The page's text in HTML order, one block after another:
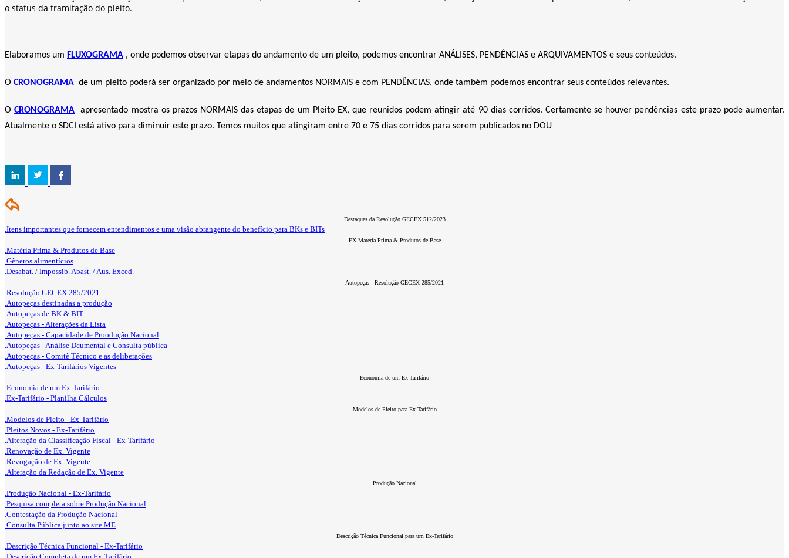
o status da tramitação do pleito.
Elaboramos um FLUXOGRAMA , onde podemos observar etapas do andamento de um pleito, podemos encontrar ANÁLISES, PENDÊNCIAS e ARQUIVAMENTOS e seus conteúdos.
O CRONOGRAMA de um pleito poderá ser organizado por meio de andamentos NORMAIS e com PENDÊNCIAS, onde também podemos encontrar seus conteúdos relevantes.
OCRONOGRAMA apresentado mostra os prazos NORMAIS das etapas de um Pleito EX, que reunidos podem atingir até 90 dias corridos. Certamente se houver pendências este prazo pode aumentar.
Atualmente o SDCI está ativo para diminuir este prazo. Temos muitos que atingiram entre 70 e 75 dias corridos para serem publicados no DOU
Destaques da Resolução GECEX 512/2023
.Itens importantes que fornecem entendimentos e uma visão abrangente do benefício para BKs e BITs
EX Matéria Prima & Produtos de Base
.Matéria Prima & Produtos de Base
.Gêneros alimentícios
.Desabat. / Impossib. Abast. / Aus. Exced.
Autopeças - Resolução GECEX 285/2021
.Resolução GECEX 285/2021
.Autopeças destinadas a produção
.Autopeças de BK & BIT
.Autopeças - Alterações da Lista
.Autopeças - Capacidade de Proodução Nacional
.Autopeças - Análise Dcumental e Consulta pública
.Autopeças - Comitê Técnico e as deliberações
.Autopeças - Ex-Tarifários Vigentes
Economia de um Ex-Tarifário
.Economia de um Ex-Tarifário
.Ex-Tarifário - Planilha Cálculos
Modelos de Pleito para Ex-Tarifário
.Modelos de Pleito - Ex-Tarifário
.Pleitos Novos - Ex-Tarifário
.Alteração da Classificação Fiscal - Ex-Tarifário
.Renovação de Ex. Vigente
.Revogação de Ex. Vigente
.Alteração da Redação de Ex. Vigente
Produção Nacional
.Produção Nacional - Ex-Tarifário
.Pesquisa completa sobre Produção Nacional
.Contestação da Produção Nacional
.Consulta Pública junto ao site ME
Descrição Técnica Funcional para um Ex-Tarifário
.Descrição Técnica Funcional - Ex-Tarifário